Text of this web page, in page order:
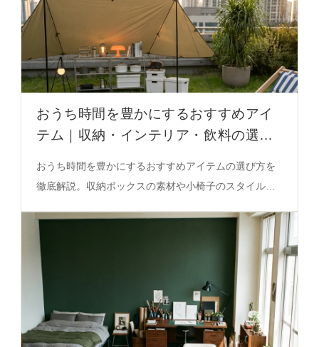
おうち時間を豊かにするおすすめアイ
テム｜収納・インテリア・飲料の選び
おうち時間を豊かにするおすすめアイテムの選び方を
徹底解説。収納ボックスの素材や小椅子のスタイル、
イテムの秘密を必見。